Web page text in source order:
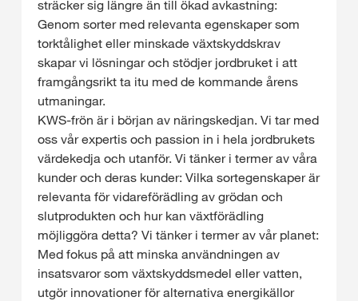
sträcker sig längre än till ökad avkastning:
Genom sorter med relevanta egenskaper som
torktålighet eller minskade växtskyddskrav
skapar vi lösningar och stödjer jordbruket i att
framgångsrikt ta itu med de kommande årens
utmaningar.
KWS-frön är i början av näringskedjan. Vi tar med
oss vår expertis och passion in i hela jordbrukets
värdekedja och utanför. Vi tänker i termer av våra
kunder och deras kunder: Vilka sortegenskaper är
relevanta för vidareförädling av grödan och
slutprodukten och hur kan växtförädling
möjliggöra detta? Vi tänker i termer av vår planet:
Med fokus på att minska användningen av
insatsvaror som växtskyddsmedel eller vatten,
utgör innovationer för alternativa energikällor